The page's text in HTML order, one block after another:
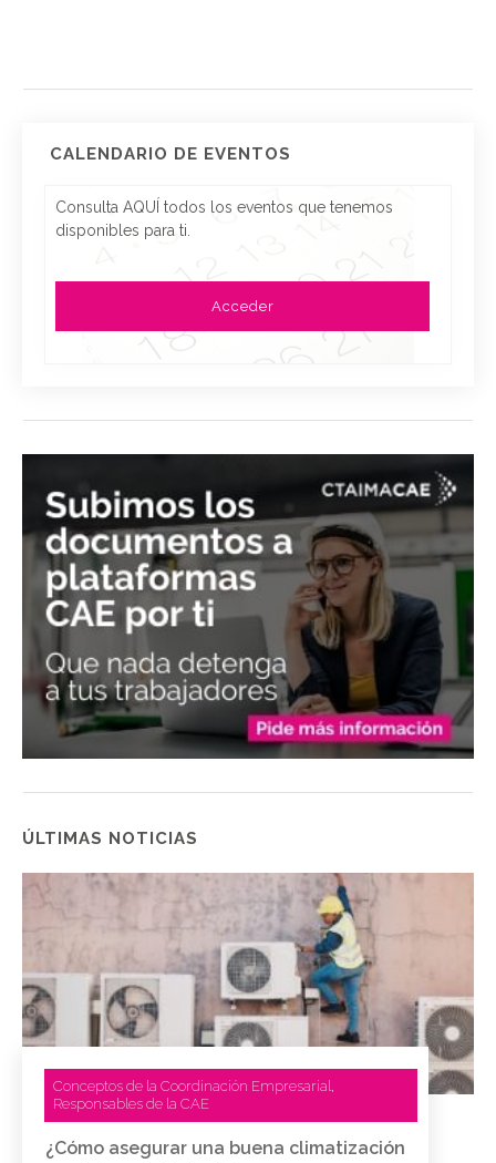
CALENDARIO DE EVENTOS
Consulta AQUÍ todos los eventos que tenemos
disponibles para ti.
Acceder
ÚLTIMAS NOTICIAS
Conceptos de la Coordinación Empresarial ,
Responsables de la CAE
¿Cómo asegurar una buena climatización